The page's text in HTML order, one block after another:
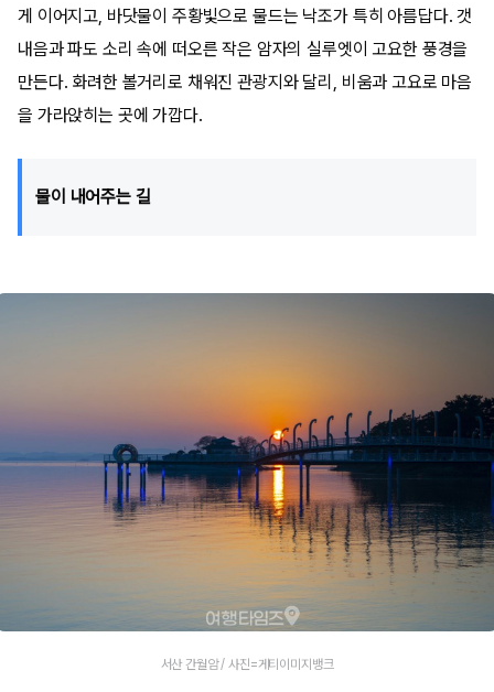
게 이어지고, 바닷물이 주황빛으로 물드는 낙조가 특히 아름답다. 갯
내음과 파도 소리 속에 떠오른 작은 암자의 실루엣이 고요한 풍경을
만든다. 화려한 볼거리로 채워진 관광지와 달리, 비움과 고요로 마음
을 가라앉히는 곳에 가깝다.
물이 내어주는 길
서산 간월암 / 사진=게티이미지뱅크